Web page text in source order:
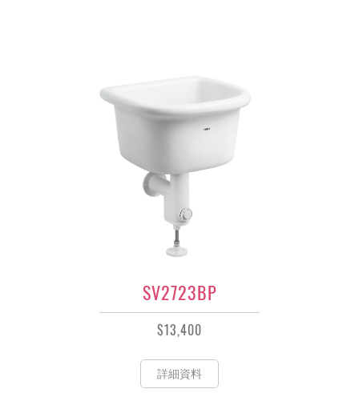
SV2723BP
$13,400
詳細資料